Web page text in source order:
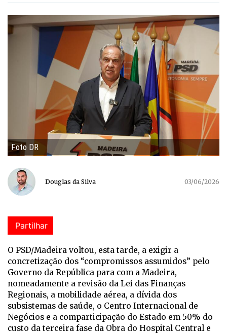
Foto DR
Douglas da Silva 03/06/2026
Partilhar
O PSD/Madeira voltou, esta tarde, a exigir a
concretização dos “compromissos assumidos” pelo
Governo da República para com a Madeira,
nomeadamente a revisão da Lei das Finanças
Regionais, a mobilidade aérea, a dívida dos
subsistemas de saúde, o Centro Internacional de
Negócios e a comparticipação do Estado em 50% do
custo da terceira fase da Obra do Hospital Central e